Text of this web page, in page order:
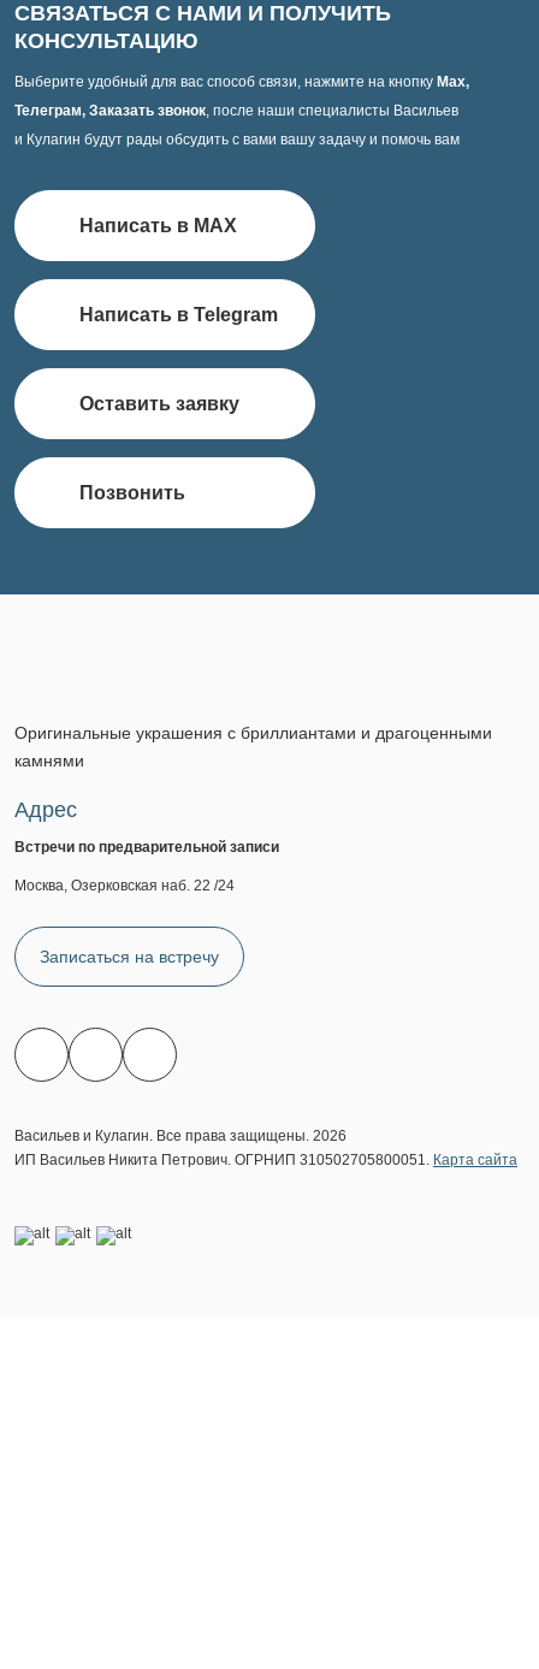
СВЯЗАТЬСЯ С НАМИ И ПОЛУЧИТЬ
КОНСУЛЬТАЦИЮ
Выберите удобный для вас способ связи, нажмите на кнопку Max,
Телеграм, Заказать звонок, после наши специалисты Васильев
и Кулагин будут рады обсудить с вами вашу задачу и помочь вам
Написать в MAX
Написать в Telegram
Оставить заявку
Позвонить
Оригинальные украшения с бриллиантами и драгоценными
камнями
Адрес
Встречи по предварительной записи
Москва, Озерковская наб. 22 /24
Записаться на встречу
Васильев и Кулагин. Все права защищены. 2026
ИП Васильев Никита Петрович. ОГРНИП 310502705800051. Карта сайта